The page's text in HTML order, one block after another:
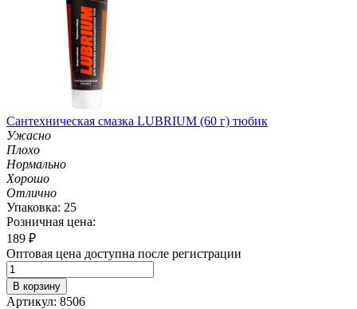
Сантехническая смазка LUBRIUM (60 г) тюбик
Ужасно
Плохо
Нормально
Хорошо
Отлично
Упаковка: 25
Розничная цена:
189 ₽
Оптовая цена доступна после регистрации
В корзину
Артикул: 8506